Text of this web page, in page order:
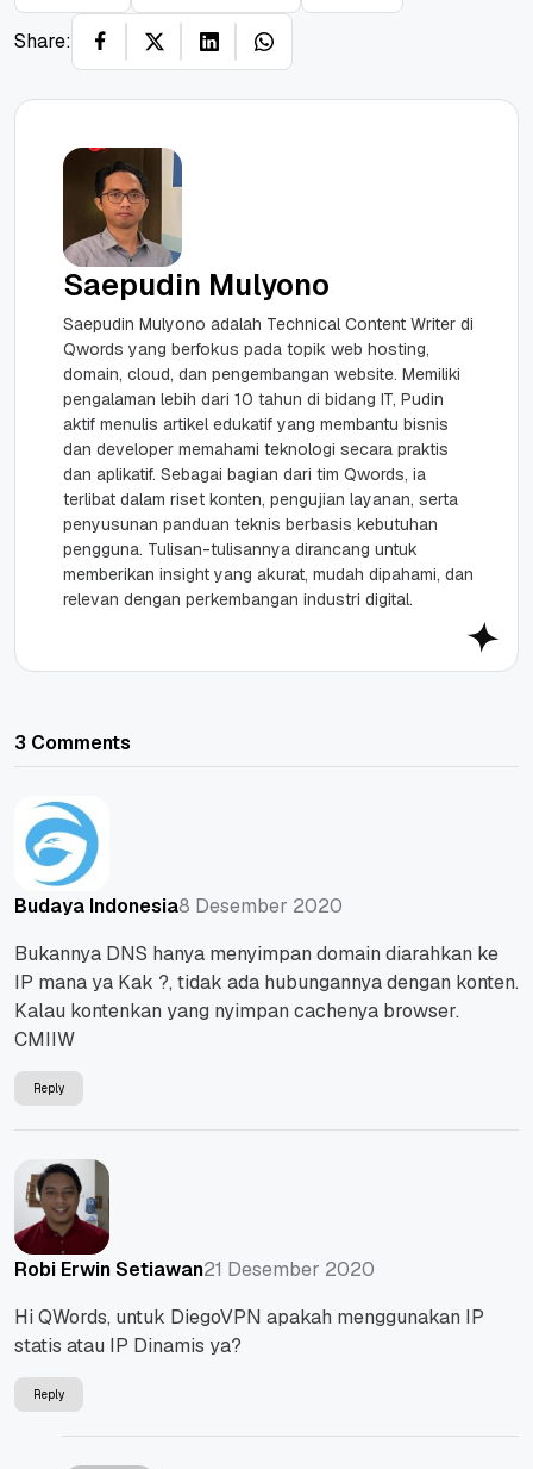
Share:
Saepudin Mulyono
Saepudin Mulyono adalah Technical Content Writer di
Qwords yang berfokus pada topik web hosting,
domain, cloud, dan pengembangan website. Memiliki
pengalaman lebih dari 10 tahun di bidang IT, Pudin
aktif menulis artikel edukatif yang membantu bisnis
dan developer memahami teknologi secara praktis
dan aplikatif. Sebagai bagian dari tim Qwords, ia
terlibat dalam riset konten, pengujian layanan, serta
penyusunan panduan teknis berbasis kebutuhan
pengguna. Tulisan-tulisannya dirancang untuk
memberikan insight yang akurat, mudah dipahami, dan
relevan dengan perkembangan industri digital.
3 Comments
Budaya Indonesia8 Desember 2020
Bukannya DNS hanya menyimpan domain diarahkan ke
IP mana ya Kak ?, tidak ada hubungannya dengan konten.
Kalau kontenkan yang nyimpan cachenya browser.
CMIIW
Reply
Robi Erwin Setiawan21 Desember 2020
Hi QWords, untuk DiegoVPN apakah menggunakan IP
statis atau IP Dinamis ya?
Reply